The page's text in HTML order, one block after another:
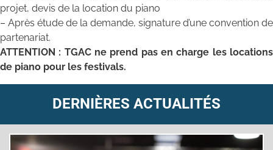
projet, devis de la location du piano
– Après étude de la demande, signature d’une convention de
partenariat.
ATTENTION : TGAC ne prend pas en charge les locations
de piano pour les festivals.
DERNIÈRES ACTUALITÉS